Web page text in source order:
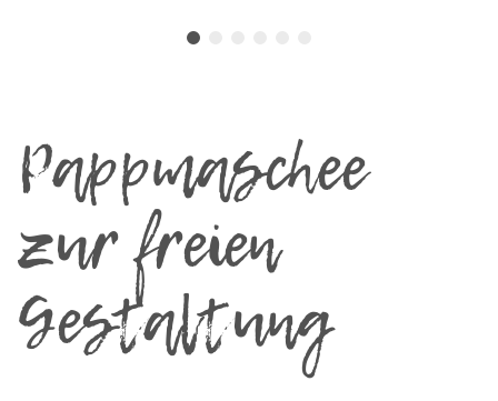
Pappmaschee
zur freien
Gestaltung